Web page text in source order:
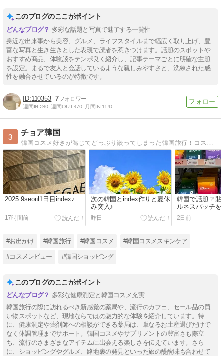
このブログのここがポイント
多彩な話題と写真で魅了する一覧性
身近な出来事から美容、グルメ、ライフスタイルまで幅広く取り上げ、豊
富な写真と生き生きとした表現で読者を惹きつけます。話題のスポットや
おすすめ商品、体験談をテンポ良く紹介し、記事テーマごとに明確な主題
を設定。まるで友人と会話しているような親しみやすさと、洗練された感
性を融合させているのが特徴です。
110353 7
週間IN:280 週間OUT:370 月間IN:1140
3
チョア韓国
韓国コスメ好きが嵩じてどっぷり嵌ってしまった韓国旅行！コスメレポに始まりエステやクリニック情報・グルメ情報満載で書いております。
2025.9seoul1日目index♪
17時間前
次の韓国とindex作りと夏休
み突入♪
昨日
韓国で話題？
ルネスパッチ
で購入してみ
2日前
#お出かけ #韓国旅行 #韓国コスメ #韓国コスメスキンケア
#コスメレビュー #韓国ショッピング
このブログのここがポイント
多彩な健康測定と韓国コスメ充実
韓国旅行の際に訪れるべき新感覚の薬局や、流行のカフェ、セール品の買
い物スポットなど、現地ならではの魅力的な体験を紹介しています。特
に、健康測定や薬剤師への相談ができる薬局は、単なるお土産選びだけで
なく体調管理までサポート。韓国コスメやサプリメントの豊富さも際立
ち、流行のさまざまなアイテムに出会える楽しさを伝えています。さら
に、ショッピングやグルメ、路地裏の発見といった旅の醍醐味も合わせて